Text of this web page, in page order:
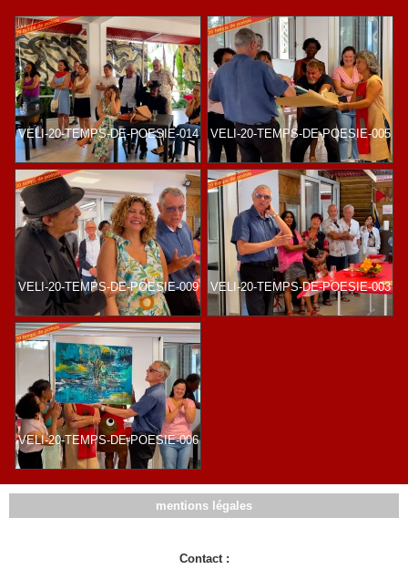
VELI-20-TEMPS-DE-POESIE-014 VELI-20-TEMPS-DE-POESIE-005
VELI-20-TEMPS-DE-POESIE-009 VELI-20-TEMPS-DE-POESIE-003
VELI-20-TEMPS-DE-POESIE-006
mentions légales
Contact :